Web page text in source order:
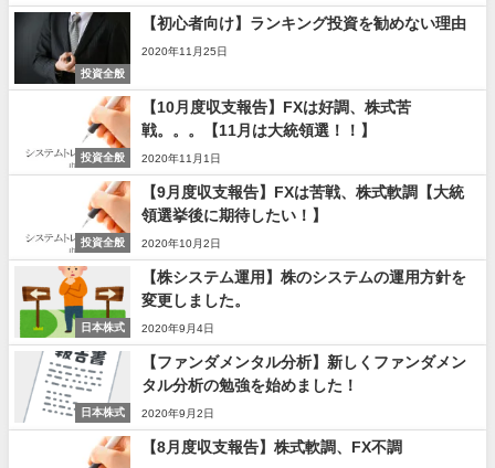
投資全般
【初心者向け】ランキング投資を勧めない理由
2020年11月25日
投資全般
【10月度収支報告】FXは好調、株式苦
戦。。。【11月は大統領選！！】
2020年11月1日
投資全般
【9月度収支報告】FXは苦戦、株式軟調【大統
領選挙後に期待したい！】
2020年10月2日
日本株式
【株システム運用】株のシステムの運用方針を
変更しました。
2020年9月4日
日本株式
【ファンダメンタル分析】新しくファンダメン
タル分析の勉強を始めました！
2020年9月2日
【8月度収支報告】株式軟調、FX不調